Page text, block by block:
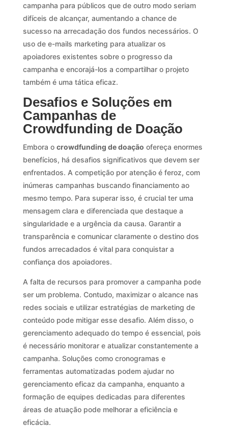
campanha para públicos que de outro modo seriam
difíceis de alcançar, aumentando a chance de
sucesso na arrecadação dos fundos necessários. O
uso de e-mails marketing para atualizar os
apoiadores existentes sobre o progresso da
campanha e encorajá-los a compartilhar o projeto
também é uma tática eficaz.
Desafios e Soluções em
Campanhas de
Crowdfunding de Doação
Embora o crowdfunding de doação ofereça enormes
benefícios, há desafios significativos que devem ser
enfrentados. A competição por atenção é feroz, com
inúmeras campanhas buscando financiamento ao
mesmo tempo. Para superar isso, é crucial ter uma
mensagem clara e diferenciada que destaque a
singularidade e a urgência da causa. Garantir a
transparência e comunicar claramente o destino dos
fundos arrecadados é vital para conquistar a
confiança dos apoiadores.
A falta de recursos para promover a campanha pode
ser um problema. Contudo, maximizar o alcance nas
redes sociais e utilizar estratégias de marketing de
conteúdo pode mitigar esse desafio. Além disso, o
gerenciamento adequado do tempo é essencial, pois
é necessário monitorar e atualizar constantemente a
campanha. Soluções como cronogramas e
ferramentas automatizadas podem ajudar no
gerenciamento eficaz da campanha, enquanto a
formação de equipes dedicadas para diferentes
áreas de atuação pode melhorar a eficiência e
eficácia.